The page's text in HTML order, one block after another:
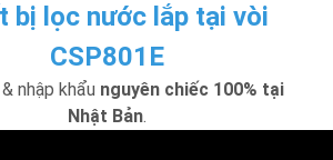
bị lọc nước lắp tại vòi
CSP801E
nhập khẩu nguyên chiếc 100% tại
Nhật Bản.